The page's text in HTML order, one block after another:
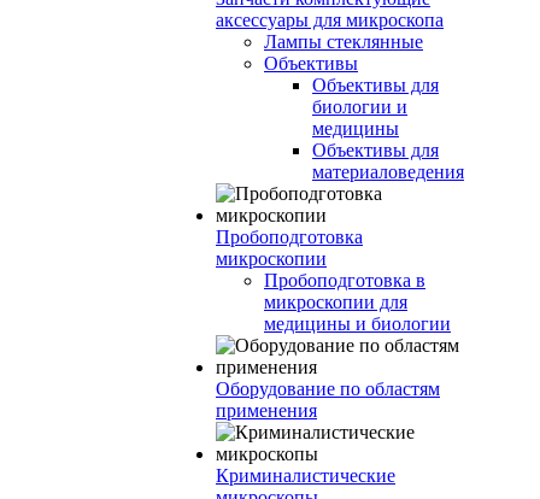
аксессуары для микроскопа
Лампы стеклянные
Объективы
Объективы для
биологии и
медицины
Объективы для
материаловедения
Пробоподготовка
микроскопии
Пробоподготовка в
микроскопии для
медицины и биологии
Оборудование по областям
применения
Криминалистические